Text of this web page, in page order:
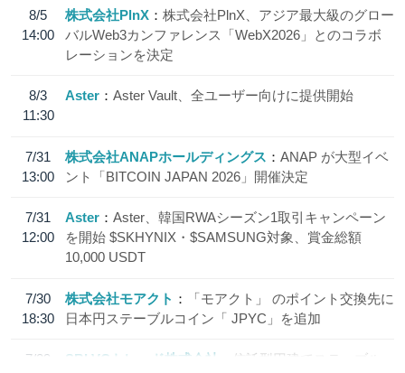
8/5
14:00
株式会社PlnX
株式会社PlnX、アジア最大級のグロー
バルWeb3カンファレンス「WebX2026」とのコラボ
レーションを決定
8/3
11:30
Aster Aster Vault、全ユーザー向けに提供開始
7/31
13:00
株式会社ANAPホールディングス
ANAP が大型イベ
ント「BITCOIN JAPAN 2026」開催決定
7/31
12:00
Aster
Aster、韓国RWAシーズン1取引キャンペーン
を開始 $SKHYNIX・$SAMSUNG対象、賞金総額
10,000 USDT
7/30
18:30
株式会社モアクト
「モアクト」 のポイント交換先に
日本円ステーブルコイン「 JPYC」を追加
7/29
SBI VCトレード株式会社
信託型円建てステーブル